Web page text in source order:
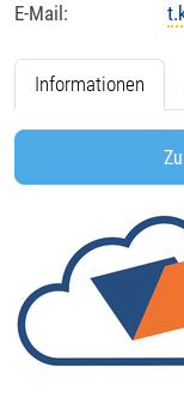
E-Mail:
Informationen